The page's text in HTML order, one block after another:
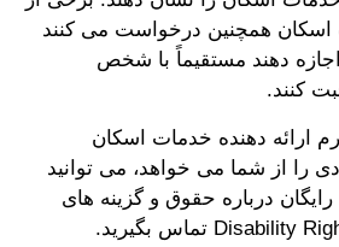
اسکان همچنین درخواست می کنند
دهند مستقیماً با شخص
کنند.
ارائه دهنده خدمات اسکان
را از شما می خواهد، می توانید
درباره حقوق و گزینه های